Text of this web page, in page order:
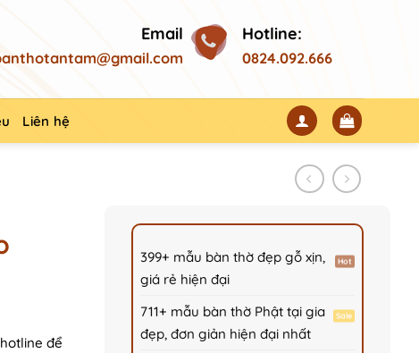
Email Hotline:
0824.092.666
Liên hệ
399+ mẫu bàn thờ đẹp gỗ xịn,
giá rẻ hiện đại
711+ mẫu bàn thờ Phật tại gia
đẹp, đơn giản hiện đại nhất
để